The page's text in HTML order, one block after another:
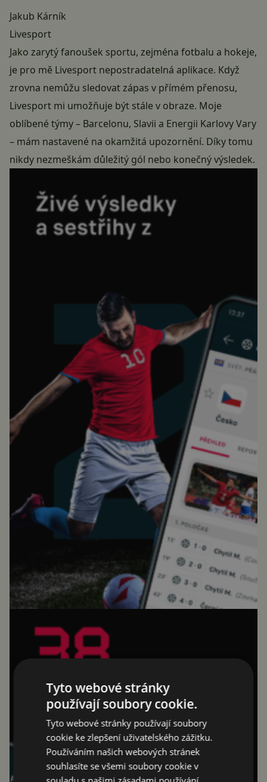
Jakub Kárník
Livesport
Jako zarytý fanoušek sportu, zejména fotbalu a hokeje,
je pro mě Livesport nepostradatelná aplikace. Když
zrovna nemůžu sledovat zápas v přímém přenosu,
Livesport mi umožňuje být stále v obraze. Moje
oblíbené týmy – Barcelonu, Slavii a Energii Karlovy Vary
– mám nastavené na okamžitá upozornění. Díky tomu
nikdy nezmeškám důležitý gól nebo konečný výsledek.
Tyto webové stránky
používají soubory cookie.
Tyto webové stránky používají soubory
cookie ke zlepšení uživatelského zážitku.
Používáním našich webových stránek
souhlasíte se všemi soubory cookie v